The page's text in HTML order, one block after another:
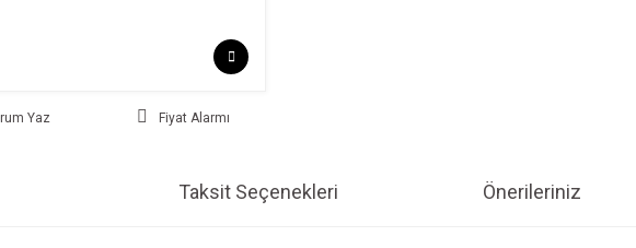
Yaz Fiyat Alarmı
Taksit Seçenekleri Önerileriniz